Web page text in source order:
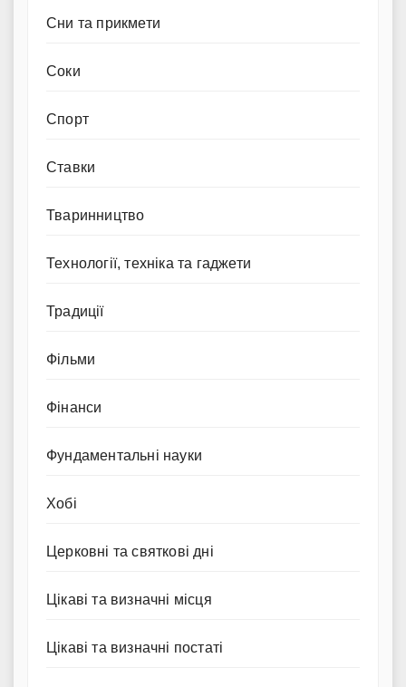
Сни та прикмети
Соки
Спорт
Ставки
Тваринництво
Технології, техніка та гаджети
Традиції
Фільми
Фінанси
Фундаментальні науки
Хобі
Церковні та святкові дні
Цікаві та визначні місця
Цікаві та визначні постаті